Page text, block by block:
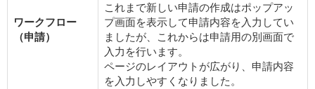
ワークフロー
（申請）
これまで新しい申請の作成はポップアッ
プ画面を表示して申請内容を入力してい
ましたが、これからは申請用の別画面で
入力を行います。
ページのレイアウトが広がり、申請内容
を入力しやすくなりました。